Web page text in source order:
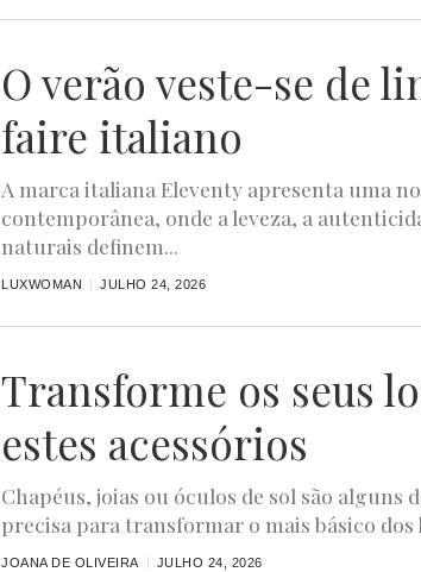
O verão veste-se de
faire italiano
A marca italiana Eleventy apresenta uma
contemporânea, onde a leveza, a
naturais definem...
LUXWOMAN JULHO 24, 2026
Transforme os seus
estes acessórios
Chapéus, joias ou óculos de sol são alguns
precisa para transformar o mais básico dos
JOANA DE OLIVEIRA JULHO 24, 2026